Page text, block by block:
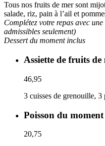
Tous nos fruits de mer sont
salade, riz, pain à l’ail et
Complétez votre repas avec
admissibles seulement)
Dessert du moment inclus
Assiette de fruits de
46,95
3 cuisses de grenouille, 3
Poisson du moment
20,75